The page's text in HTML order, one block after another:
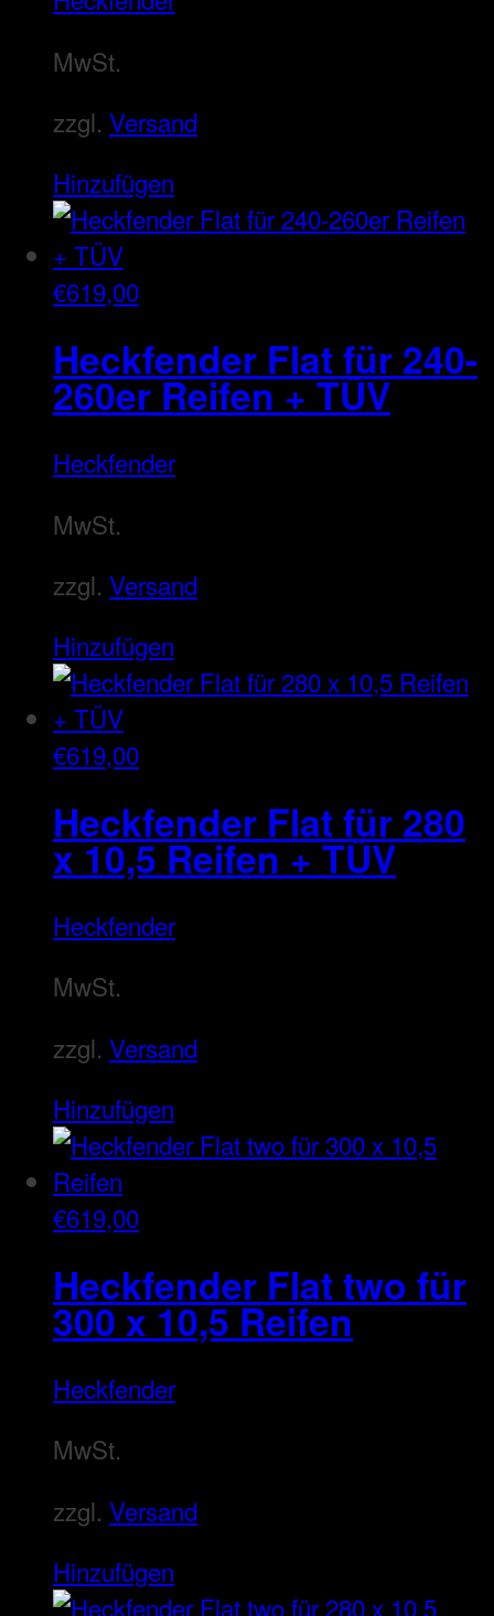
MwSt.
zzgl. Versand
Hinzufügen
€619,00
Heckfender Flat für 240-
260er Reifen + TÜV
Heckfender
MwSt.
zzgl. Versand
Hinzufügen
€619,00
Heckfender Flat für 280
x 10,5 Reifen + TÜV
Heckfender
MwSt.
zzgl. Versand
Hinzufügen
€619,00
Heckfender Flat two für
300 x 10,5 Reifen
Heckfender
MwSt.
zzgl. Versand
Hinzufügen